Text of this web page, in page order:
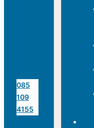
085
109
4155